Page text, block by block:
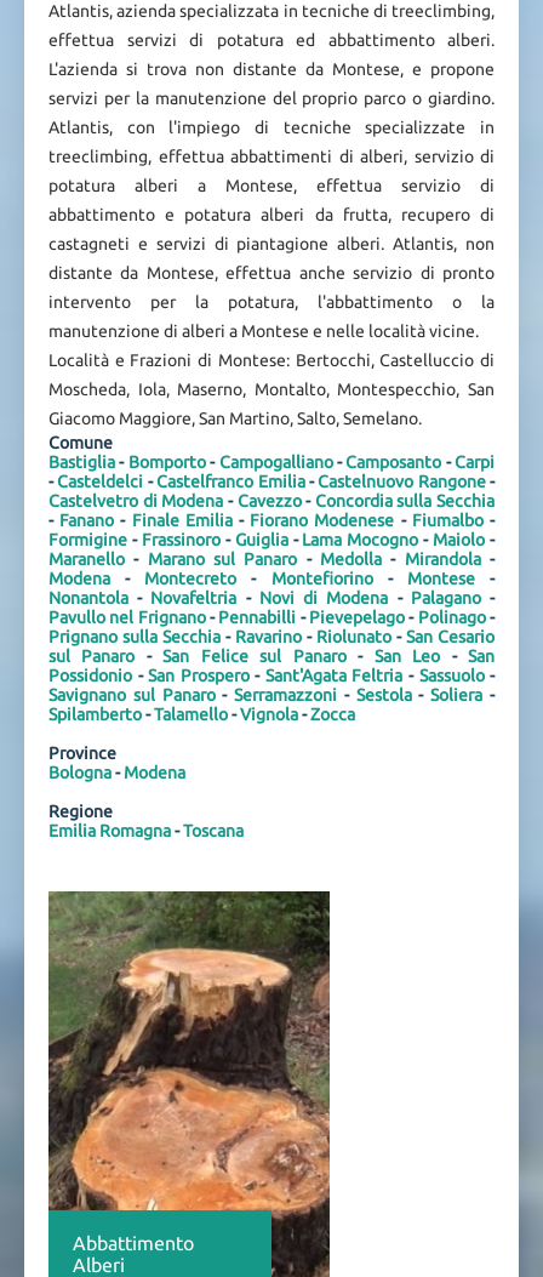
Atlantis, azienda specializzata in tecniche di treeclimbing,
effettua servizi di potatura ed abbattimento alberi.
L'azienda si trova non distante da Montese, e propone
servizi per la manutenzione del proprio parco o giardino.
Atlantis, con l'impiego di tecniche specializzate in
treeclimbing, effettua abbattimenti di alberi, servizio di
potatura alberi a Montese, effettua servizio di
abbattimento e potatura alberi da frutta, recupero di
castagneti e servizi di piantagione alberi. Atlantis, non
distante da Montese, effettua anche servizio di pronto
intervento per la potatura, l'abbattimento o la
manutenzione di alberi a Montese e nelle località vicine.
Località e Frazioni di Montese: Bertocchi, Castelluccio di
Moscheda, Iola, Maserno, Montalto, Montespecchio, San
Giacomo Maggiore, San Martino, Salto, Semelano.
Comune
Bastiglia- Bomporto-Campogalliano-Camposanto -Carpi
-Casteldelci -Castelfranco Emilia-Castelnuovo Rangone-
Castelvetro di Modena -Cavezzo-Concordia sulla Secchia
- Fanano - Finale Emilia- Fiorano Modenese - Fiumalbo-
Formigine - Frassinoro-Guiglia-Lama Mocogno - Maiolo -
Maranello - Marano sul Panaro - Medolla - Mirandola-
Modena - Montecreto - Montefiorino- Montese-
Nonantola - Novafeltria - Novi di Modena - Palagano-
Pavullo nel Frignano-Pennabilli -Pievepelago- Polinago-
Prignano sulla Secchia - Ravarino - Riolunato -San Cesario
sul Panaro -San Felice sul Panaro- San Leo -San
Possidonio -San Prospero- Sant'Agata Feltria - Sassuolo-
Savignano sul Panaro-Serramazzoni - Sestola-Soliera -
Spilamberto-Talamello-Vignola-Zocca
Province
Bologna-Modena
Regione
Emilia Romagna-Toscana
Abbattimento
Alberi